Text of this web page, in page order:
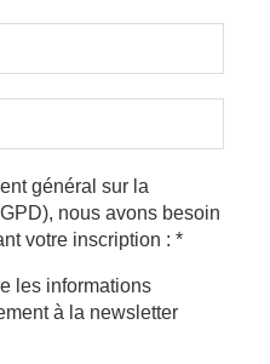
général sur la
nous avons besoin
votre inscription : *
les informations
à la newsletter